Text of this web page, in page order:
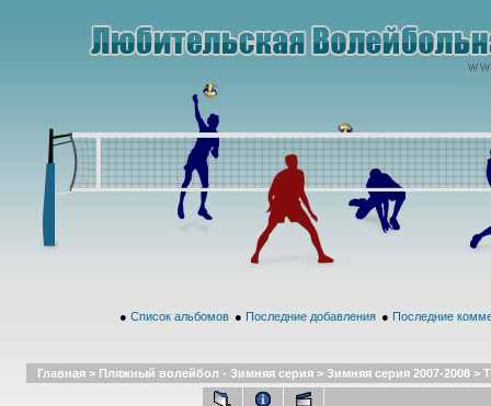
● Список альбомов ● Последние добавления ● Последние
Главная > Пляжный волейбол - Зимняя серия > Зимняя серия 2007-2008 >